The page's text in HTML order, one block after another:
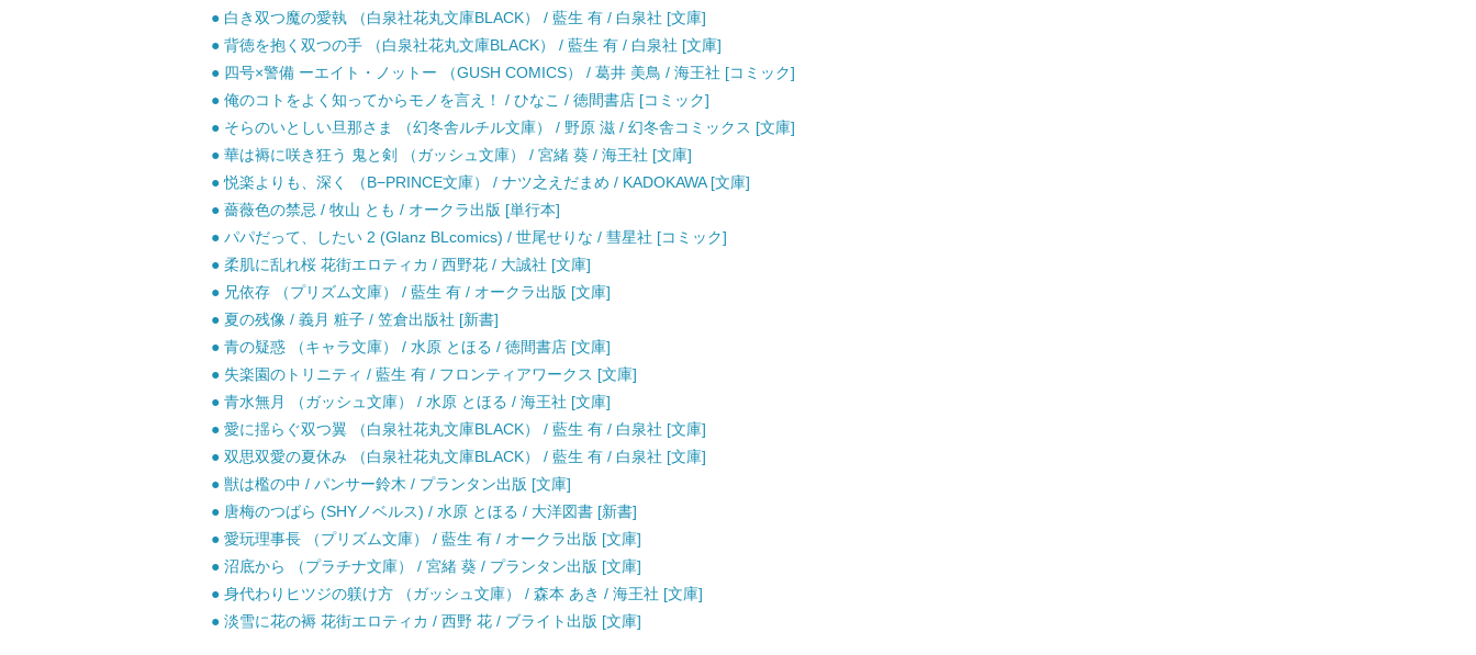
● 白き双つ魔の愛執 （白泉社花丸文庫BLACK） / 藍生 有 / 白泉社 [文庫]
● 背徳を抱く双つの手 （白泉社花丸文庫BLACK） / 藍生 有 / 白泉社 [文庫]
● 四号×警備 ーエイト・ノットー （GUSH COMICS） / 葛井 美鳥 / 海王社 [コミック]
● 俺のコトをよく知ってからモノを言え！ / ひなこ / 徳間書店 [コミック]
● そらのいとしい旦那さま （幻冬舎ルチル文庫） / 野原 滋 / 幻冬舎コミックス [文庫]
● 華は褥に咲き狂う 鬼と剣 （ガッシュ文庫） / 宮緒 葵 / 海王社 [文庫]
● 悦楽よりも、深く （B−PRINCE文庫） / ナツ之えだまめ / KADOKAWA [文庫]
● 薔薇色の禁忌 / 牧山 とも / オークラ出版 [単行本]
● パパだって、したい 2 (Glanz BLcomics) / 世尾せりな / 彗星社 [コミック]
● 柔肌に乱れ桜 花街エロティカ / 西野花 / 大誠社 [文庫]
● 兄依存 （プリズム文庫） / 藍生 有 / オークラ出版 [文庫]
● 夏の残像 / 義月 粧子 / 笠倉出版社 [新書]
● 青の疑惑 （キャラ文庫） / 水原 とほる / 徳間書店 [文庫]
● 失楽園のトリニティ / 藍生 有 / フロンティアワークス [文庫]
● 青水無月 （ガッシュ文庫） / 水原 とほる / 海王社 [文庫]
● 愛に揺らぐ双つ翼 （白泉社花丸文庫BLACK） / 藍生 有 / 白泉社 [文庫]
● 双思双愛の夏休み （白泉社花丸文庫BLACK） / 藍生 有 / 白泉社 [文庫]
● 獣は檻の中 / パンサー鈴木 / プランタン出版 [文庫]
● 唐梅のつばら (SHYノベルス) / 水原 とほる / 大洋図書 [新書]
● 愛玩理事長 （プリズム文庫） / 藍生 有 / オークラ出版 [文庫]
● 沼底から （プラチナ文庫） / 宮緒 葵 / プランタン出版 [文庫]
● 身代わりヒツジの躾け方 （ガッシュ文庫） / 森本 あき / 海王社 [文庫]
● 淡雪に花の褥 花街エロティカ / 西野 花 / ブライト出版 [文庫]